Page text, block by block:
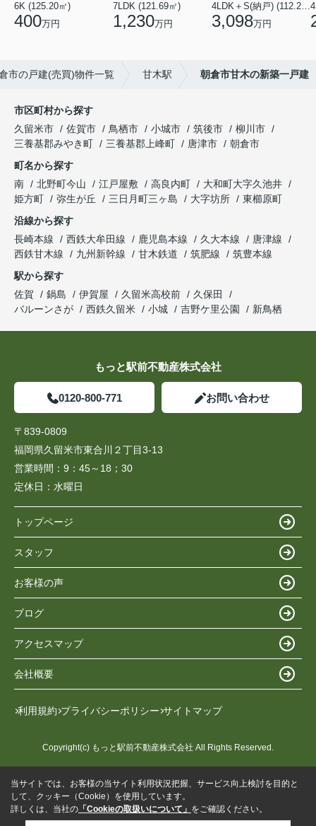
6K (125.20㎡)
400万円
7LDK (121.69㎡)
1,230万円
4LDK＋S(納戸) (112.26㎡)
3,098万円
市の戸建(売買)物件一覧 甘木駅 朝倉市甘木の新築一戸建
市区町村から探す
久留米市
佐賀市 鳥栖市 小城市 筑後市
柳川市
三養基郡みやき町
三養基郡上峰町 唐津市
朝倉市
町名から探す
南
北野町今山 江戸屋敷 高良内町
大和町大字久池井
姫方町
弥生が丘 三日月町三ヶ島 大字坊所
東櫛原町
沿線から探す
長崎本線
西鉄大牟田線 鹿児島本線 久大本線
唐津線
西鉄甘木線
九州新幹線 甘木鉄道 筑肥線
筑豊本線
駅から探す
佐賀
鍋島 伊賀屋 久留米高校前
久保田
バルーンさが
西鉄久留米 小城 吉野ケ里公園 新鳥栖
もっと駅前不動産株式会社
0120-800-771 お問い合わせ
〒839-0809
福岡県久留米市東合川２丁目3-13
営業時間： 9：45～18；30
定休日： 水曜日
トップページ
スタッフ
お客様の声
ブログ
アクセスマップ
会社概要
利用規約 プライバシーポリシー サイトマップ
Copyright(c) もっと駅前不動産株式会社 All Rights Reserved.
当サイトでは、お客様の当サイト利用状況把握、サービス向上検討を目的と
して、クッキー（Cookie）を使用しています。
詳しくは、当社の 「Cookieの取扱いについて」 をご確認ください。